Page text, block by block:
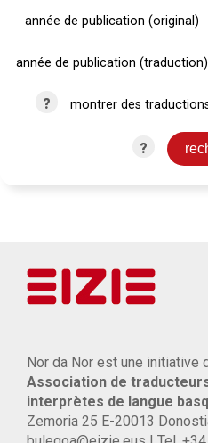
année de publication (original)
année de publication (traduction)
? montrer des
?
Nor da Nor est une initiative
Association de
interprètes de langue
Zemoria 25 E-20013